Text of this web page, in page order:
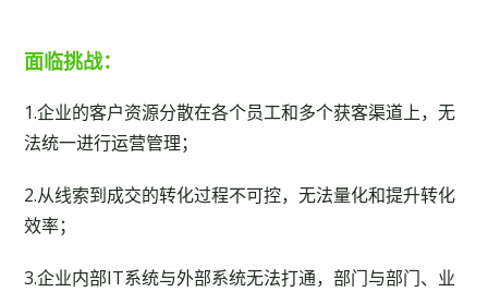
面临挑战：
1.企业的客户资源分散在各个员工和多个获客渠道上，无
法统一进行运营管理；
2.从线索到成交的转化过程不可控，无法量化和提升转化
效率；
3.企业内部IT系统与外部系统无法打通，部门与部门、业